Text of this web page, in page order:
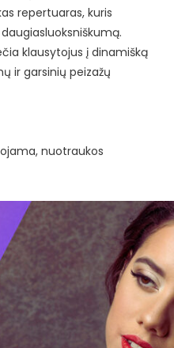
repertuaras, kuris
klausytojus į dinamišką
ir garsinių peizažų
nuotraukos